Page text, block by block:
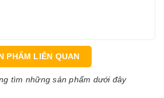
PHẨM LIÊN QUAN
tìm những sản phẩm dưới đây